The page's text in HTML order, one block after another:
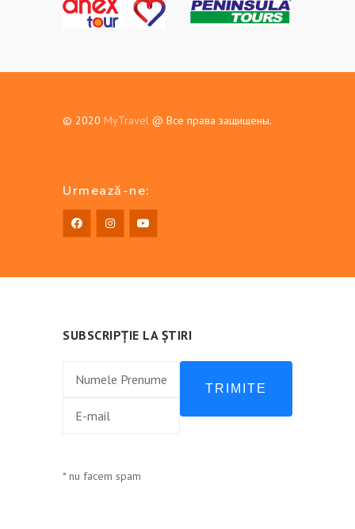
© 2020 MyTravel @ Все права защищены.
Urmează-ne:
SUBSCRIPȚIE LA ȘTIRI
TRIMITE
* nu facem spam